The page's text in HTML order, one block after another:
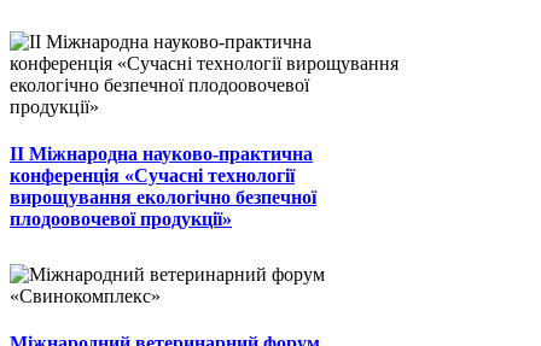
II Міжнародна науково-практична
конференція «Сучасні технології
вирощування екологічно безпечної
плодоовочевої продукції»